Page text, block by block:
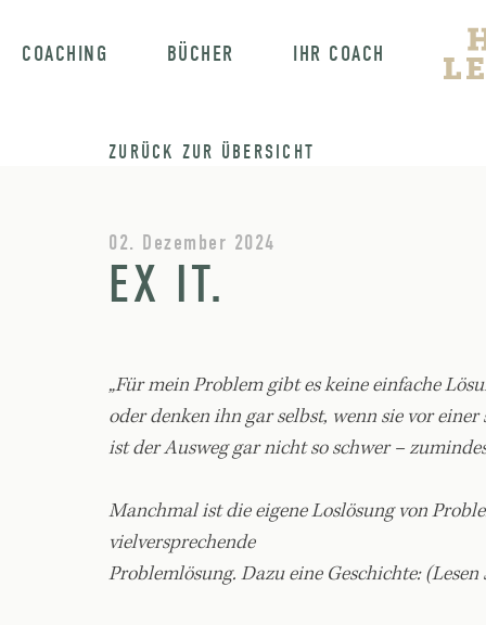
COACHING BÜCHER IHR COACH
ZURÜCK ZUR ÜBERSICHT
02. Dezember 2024
EX IT.
„Für mein Problem gibt es keine einfache
oder denken ihn gar selbst, wenn sie vor
ist der Ausweg gar nicht so schwer –
Manchmal ist die eigene Loslösung von
vielversprechende
Problemlösung. Dazu eine Geschichte: